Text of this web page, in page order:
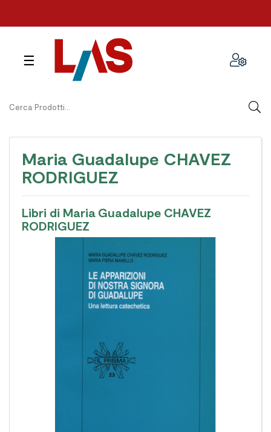
navigazione
☰
Maria Guadalupe CHAVEZ
RODRIGUEZ
Libri di Maria Guadalupe CHAVEZ
RODRIGUEZ